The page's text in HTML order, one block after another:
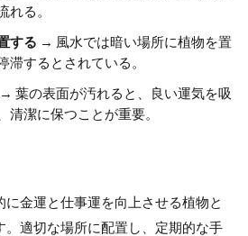
れる。
する → 風水では暗い場所に植物を置
滞するとされている。
→ 葉の表面が汚れると、良い運気を吸
清潔に保つことが重要。
金運と仕事運を向上させる植物と
。適切な場所に配置し、定期的な手